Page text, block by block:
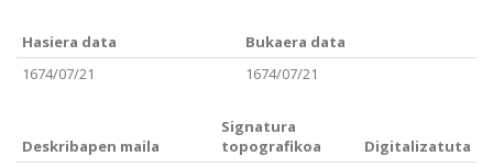
Hasiera data
Bukaera data
1674/07/21
1674/07/21
Deskribapen maila
Signatura
topografikoa
Digitalizatuta